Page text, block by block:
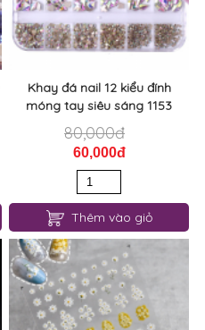
Khay đá nail 12 kiểu đính
móng tay siêu sáng 1153
80,000đ
60,000đ
Thêm vào giỏ